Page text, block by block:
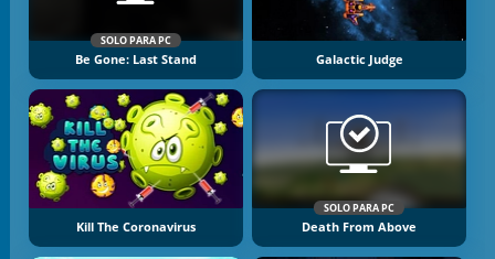
SOLO PARA PC
Be Gone: Last Stand Galactic Judge
Kill The Coronavirus
SOLO PARA PC
Death From Above